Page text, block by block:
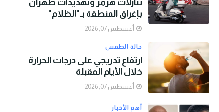
تنازلات هرمز وتهديدات طهران
بإغراق المنطقة بـ"الظلام"
أغسطس 07, 2026
حالة الطقس
ارتفاع تدريجي على درجات الحرارة
خلال الأيام المقبلة
أغسطس 07, 2026
أهم الأخبار